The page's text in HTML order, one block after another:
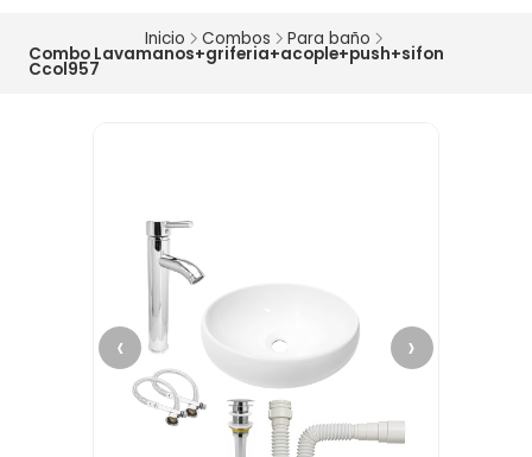
Inicio Combos Para baño
Combo Lavamanos+griferia+acople+push+sifon
Ccol957
‹ ›